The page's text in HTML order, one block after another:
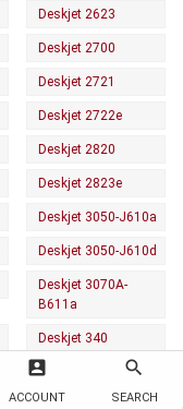
account_box
ACCOUNT
search
SEARCH
Deskjet 2623
Deskjet 2700
Deskjet 2721
Deskjet 2722e
Deskjet 2820
Deskjet 2823e
Deskjet 3050-J610a
Deskjet 3050-J610d
Deskjet 3070A-
B611a
Deskjet 340
Deskjet 3425
Deskjet 3520